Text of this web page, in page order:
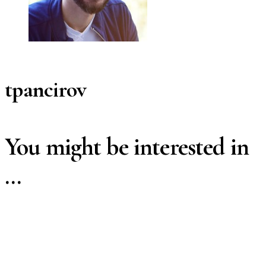
tpancirov
You might be interested in
…